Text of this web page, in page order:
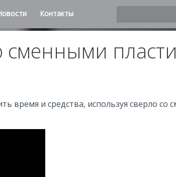
Контакты
сменными
время и средства, используя сверло со